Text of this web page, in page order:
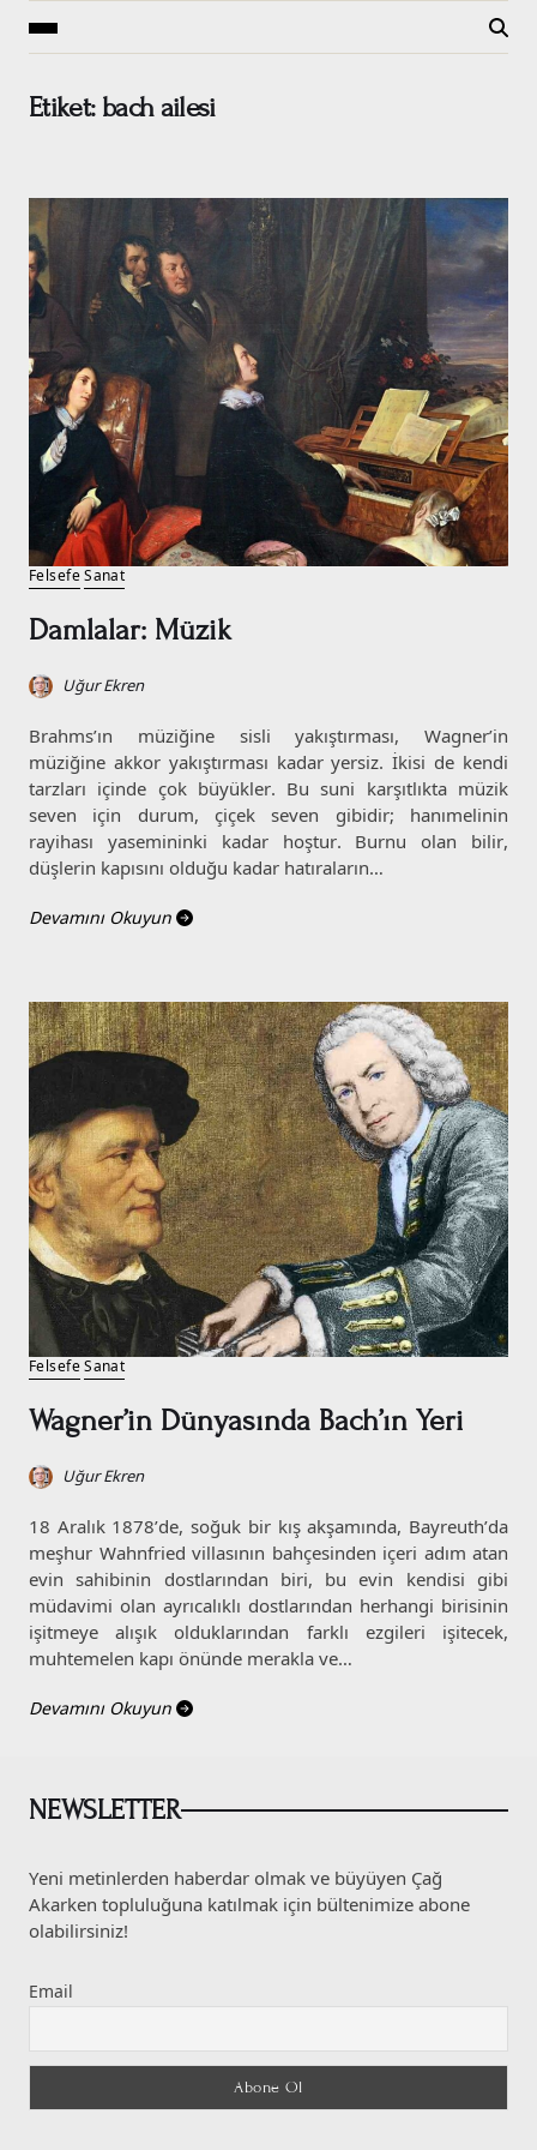
Etiket: bach ailesi
FelsefeSanat
Damlalar: Müzik
Uğur Ekren
Brahms’ın müziğine sisli yakıştırması, Wagner’in
müziğine akkor yakıştırması kadar yersiz. İkisi de kendi
tarzları içinde çok büyükler. Bu suni karşıtlıkta müzik
seven için durum, çiçek seven gibidir; hanımelinin
rayihası yasemininki kadar hoştur. Burnu olan bilir,
düşlerin kapısını olduğu kadar hatıraların…
Devamını Okuyun
FelsefeSanat
Wagner’in Dünyasında Bach’ın Yeri
Uğur Ekren
18 Aralık 1878’de, soğuk bir kış akşamında, Bayreuth’da
meşhur Wahnfried villasının bahçesinden içeri adım atan
evin sahibinin dostlarından biri, bu evin kendisi gibi
müdavimi olan ayrıcalıklı dostlarından herhangi birisinin
işitmeye alışık olduklarından farklı ezgileri işitecek,
muhtemelen kapı önünde merakla ve…
Devamını Okuyun
NEWSLETTER
Yeni metinlerden haberdar olmak ve büyüyen Çağ
Akarken topluluğuna katılmak için bültenimize abone
olabilirsiniz!
Email